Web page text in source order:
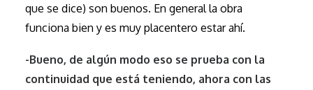
que se dice) son buenos. En general la obra
funciona bien y es muy placentero estar ahí.
-Bueno, de algún modo eso se prueba con la
continuidad que está teniendo, ahora con las